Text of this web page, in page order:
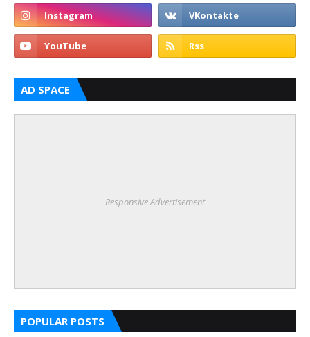
AD SPACE
Responsive Advertisement
POPULAR POSTS